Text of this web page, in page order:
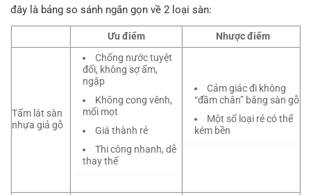
đây là bảng so sánh ngắn gọn về 2 loại sàn:
Ưu điểm Nhược điểm
Tấm lát sàn
nhựa giả gỗ
Chống nước tuyệt
đối, không sợ ẩm,
ngập
Không cong vênh,
mối mọt
Giá thành rẻ
Thi công nhanh, dễ
thay thế
Cảm giác đi không
“đầm chân” bằng sàn gỗ
Một số loại rẻ có thể
kém bền